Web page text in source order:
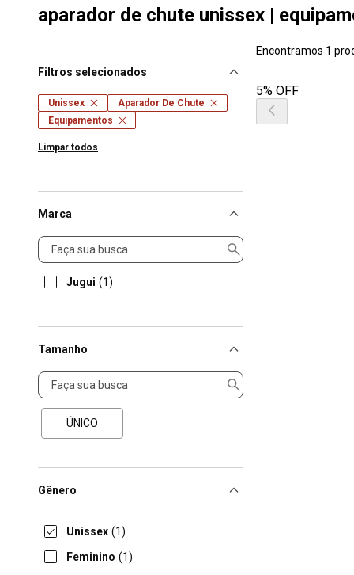
aparador de chute unissex |
Filtros selecionados
Unissex
Aparador De Chute
Equipamentos
Limpar todos
Marca
Marca
Jugui (1)
Tamanho
Tamanho
ÚNICO
Gênero
Unissex (1)
Feminino (1)
Encontramos 1
5% OFF